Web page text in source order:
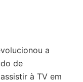
a
de
à TV em